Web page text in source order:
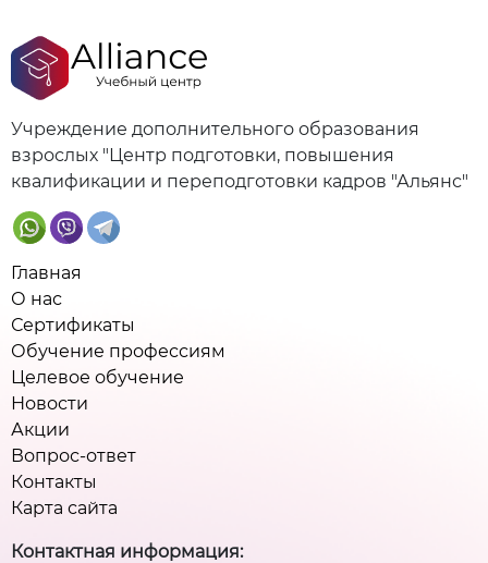
Учреждение дополнительного образования
взрослых "Центр подготовки, повышения
квалификации и переподготовки кадров "Альянс"
Главная
О нас
Сертификаты
Обучение профессиям
Целевое обучение
Новости
Акции
Вопрос-ответ
Контакты
Карта сайта
Контактная информация: